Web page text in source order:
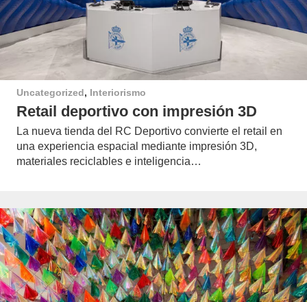
Uncategorized, Interiorismo
Retail deportivo con impresión 3D
La nueva tienda del RC Deportivo convierte el retail en
una experiencia espacial mediante impresión 3D,
materiales reciclables e inteligencia…